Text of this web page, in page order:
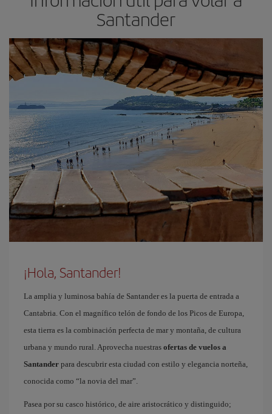
Santander
¡Hola, Santander!
La amplia y luminosa bahía de Santander es la puerta de entrada a
Cantabria. Con el magnífico telón de fondo de los Picos de Europa,
esta tierra es la combinación perfecta de mar y montaña, de cultura
urbana y mundo rural. Aprovecha nuestras ofertas de vuelos a
Santander para descubrir esta ciudad con estilo y elegancia norteña,
conocida como “la novia del mar”.
Pasea por su casco histórico, de aire aristocrático y distinguido;